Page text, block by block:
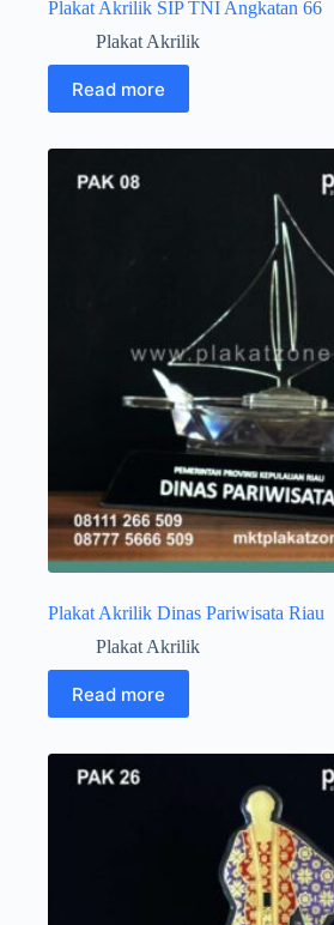
Plakat Akrilik SIP TNI Angkatan 66
Plakat Akrilik
Read more
Plakat Akrilik Dinas Pariwisata Riau
Plakat Akrilik
Read more